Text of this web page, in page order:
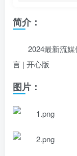
简介：
2024最新流媒
言 | 开心版
图片：